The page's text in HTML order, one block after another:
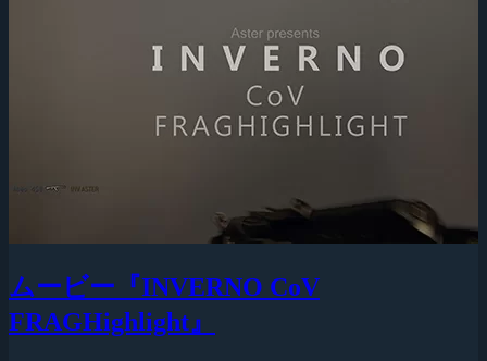
ムービー『INVERNO CoV
FRAGHighlight』